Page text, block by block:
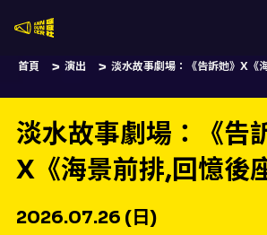
首頁 演出 淡水故事劇場：《告訴她》X《
淡水故事劇場：《告
X《海景前排,回憶後
2026.07.26 (日)